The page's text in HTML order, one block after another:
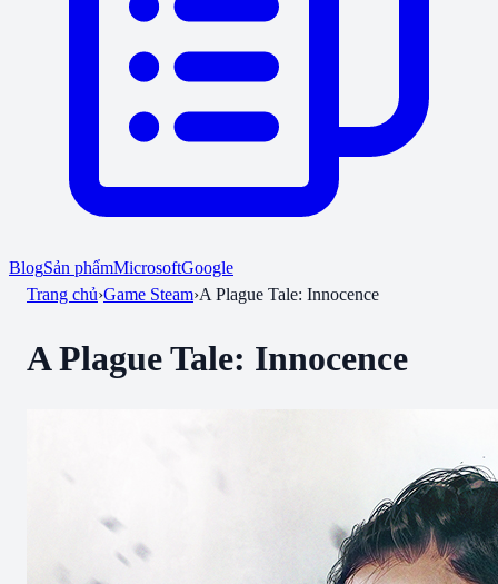
BlogSản phẩmMicrosoftGoogle
Trang chủ›Game Steam›A Plague Tale: Innocence
A Plague Tale: Innocence